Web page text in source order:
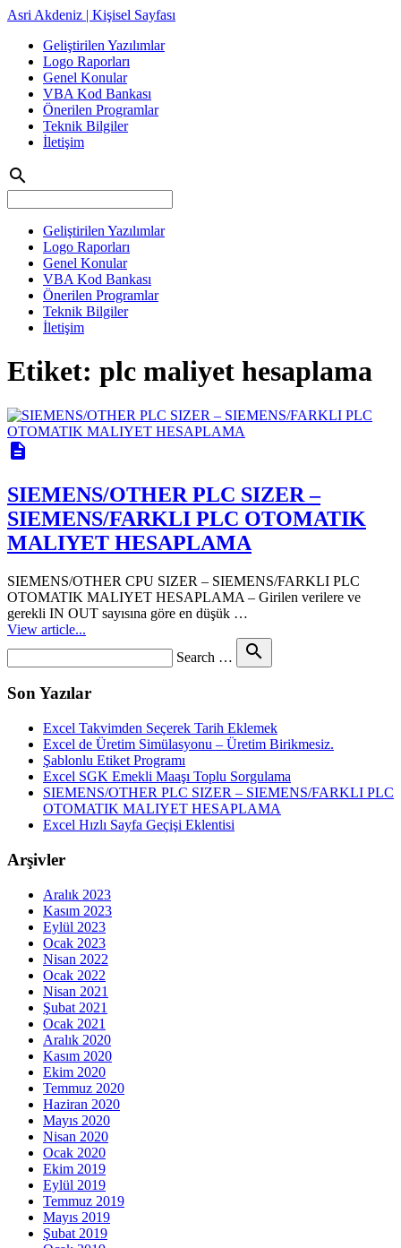
Asri Akdeniz | Kişisel Sayfası
Geliştirilen Yazılımlar
Logo Raporları
Genel Konular
VBA Kod Bankası
Önerilen Programlar
Teknik Bilgiler
İletişim
search
Geliştirilen Yazılımlar
Logo Raporları
Genel Konular
VBA Kod Bankası
Önerilen Programlar
Teknik Bilgiler
İletişim
Etiket: plc maliyet hesaplama
description
SIEMENS/OTHER PLC SIZER –
SIEMENS/FARKLI PLC OTOMATIK
MALIYET HESAPLAMA
SIEMENS/OTHER CPU SIZER – SIEMENS/FARKLI PLC
OTOMATIK MALIYET HESAPLAMA – Girilen verilere ve
gerekli IN OUT sayısına göre en düşük …
View article...
Search … search
Son Yazılar
Excel Takvimden Seçerek Tarih Eklemek
Excel de Üretim Simülasyonu – Üretim Birikmesiz.
Şablonlu Etiket Programı
Excel SGK Emekli Maaşı Toplu Sorgulama
SIEMENS/OTHER PLC SIZER – SIEMENS/FARKLI PLC
OTOMATIK MALIYET HESAPLAMA
Excel Hızlı Sayfa Geçişi Eklentisi
Arşivler
Aralık 2023
Kasım 2023
Eylül 2023
Ocak 2023
Nisan 2022
Ocak 2022
Nisan 2021
Şubat 2021
Ocak 2021
Aralık 2020
Kasım 2020
Ekim 2020
Temmuz 2020
Haziran 2020
Mayıs 2020
Nisan 2020
Ocak 2020
Ekim 2019
Eylül 2019
Temmuz 2019
Mayıs 2019
Şubat 2019